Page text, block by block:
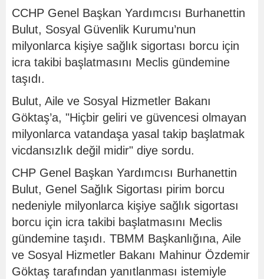
CCHP Genel Başkan Yardımcısı Burhanettin
Bulut, Sosyal Güvenlik Kurumu’nun
milyonlarca kişiye sağlık sigortası borcu için
icra takibi başlatmasını Meclis gündemine
taşıdı.
Bulut, Aile ve Sosyal Hizmetler Bakanı
Göktaş’a, "Hiçbir geliri ve güvencesi olmayan
milyonlarca vatandaşa yasal takip başlatmak
vicdansızlık değil midir" diye sordu.
CHP Genel Başkan Yardımcısı Burhanettin
Bulut, Genel Sağlık Sigortası pirim borcu
nedeniyle milyonlarca kişiye sağlık sigortası
borcu için icra takibi başlatmasını Meclis
gündemine taşıdı. TBMM Başkanlığına, Aile
ve Sosyal Hizmetler Bakanı Mahinur Özdemir
Göktaş tarafından yanıtlanması istemiyle